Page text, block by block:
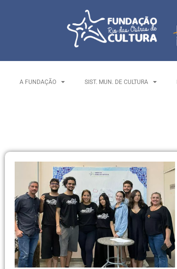
A FUNDAÇÃO SIST. MUN. DE CULTURA